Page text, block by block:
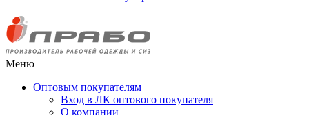
Меню
Оптовым покупателям
Вход в ЛК оптового покупателя
О компании